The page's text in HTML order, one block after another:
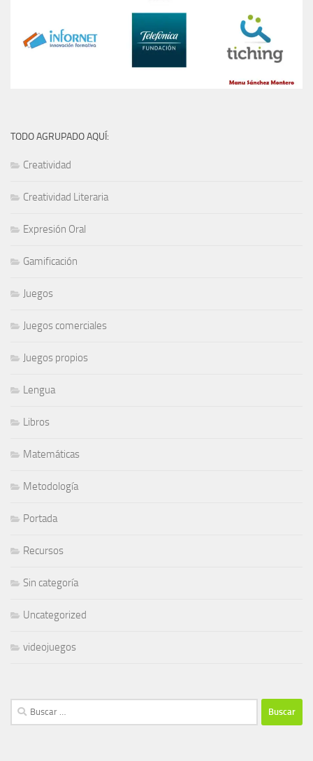
TODO AGRUPADO AQUÍ:
Creatividad
Creatividad Literaria
Expresión Oral
Gamificación
Juegos
Juegos comerciales
Juegos propios
Lengua
Libros
Matemáticas
Metodología
Portada
Recursos
Sin categoría
Uncategorized
videojuegos
Buscar: